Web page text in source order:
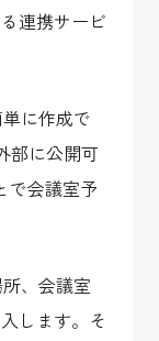
連携サービ
に作成で
部に公開可
で会議室予
、会議室
します。そ